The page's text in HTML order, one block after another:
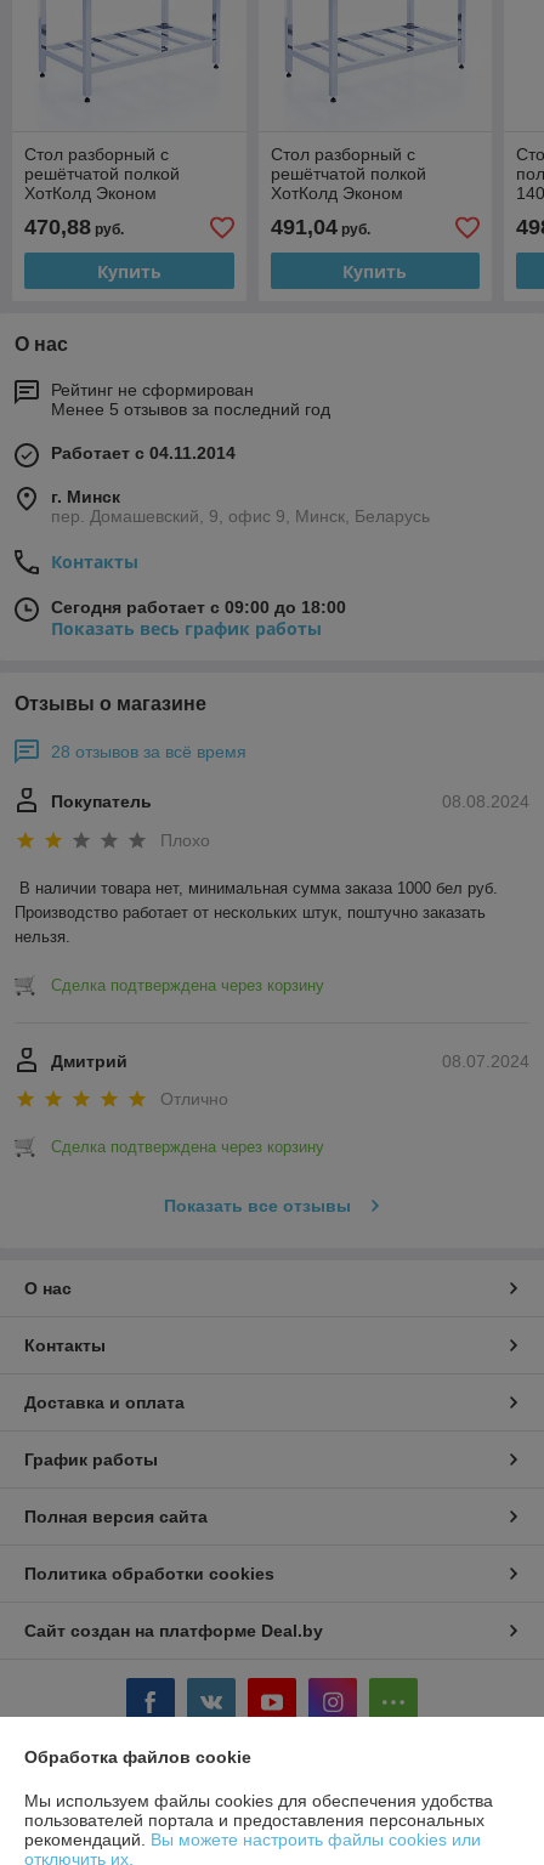
Стол разборный с
решётчатой полкой
ХотКолд Эконом
470,88 руб.
Купить
Стол разборный с
решётчатой полкой
ХотКолд Эконом
491,04руб.
Купить
О нас
Рейтинг не сформирован
Менее 5 отзывов за последний год
Работает с 04.11.2014
г. Минск
пер. Домашевский, 9, офис 9, Минск, Беларусь
Контакты
Сегодня работает с 09:00 до 18:00
Показать весь график работы
Отзывы о магазине
28 отзывов за всё время
08.08.2024
Покупатель
Плохо
В наличии товара нет, минимальная сумма заказа 1000 бел руб.
Производство работает от нескольких штук, поштучно заказать
нельзя.
Сделка подтверждена через корзину
08.07.2024
Дмитрий
Отлично
Сделка подтверждена через корзину
Показать все отзывы
О нас
Контакты
Доставка и оплата
График работы
Полная версия сайта
Политика обработки cookies
Сайт создан на платформе Deal.by
Информация для покупателя
Юридическое лицо:ЧТУП «БелТоргХолод»
220036, Республика Беларусь, г.Минск, пер. Домашевский, 9-9
Обработка файлов cookie
Мы используем файлы cookies для обеспечения удобства
пользователей портала и предоставления персональных
рекомендаций. Вы можете настроить файлы cookies или
отключить их.